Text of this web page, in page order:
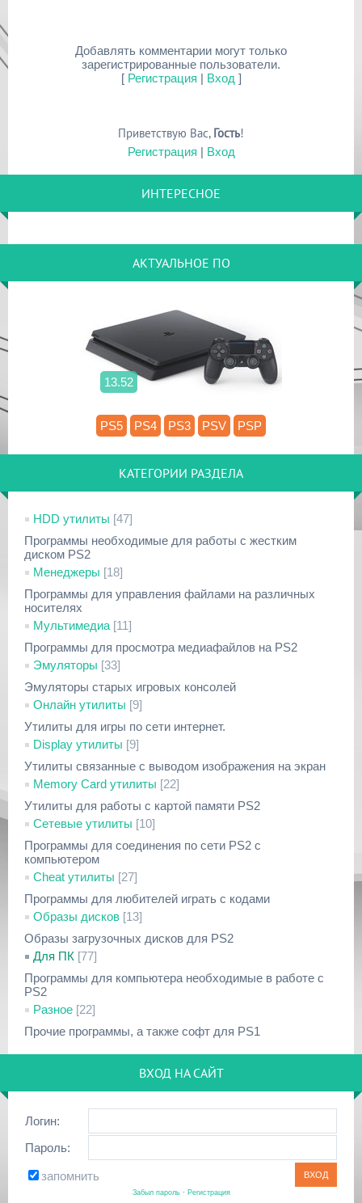
Добавлять комментарии могут только
зарегистрированные пользователи.
[ Регистрация | Вход ]
Приветствую Вас, Гость!
Регистрация | Вход
ИНТЕРЕСНОЕ
АКТУАЛЬНОЕ ПО
13.52
PS5 PS4 PS3 PSV PSP
КАТЕГОРИИ РАЗДЕЛА
HDD утилиты [47]
Программы необходимые для работы с жестким
диском PS2
Менеджеры [18]
Программы для управления файлами на различных
носителях
Мультимедиа [11]
Программы для просмотра медиафайлов на PS2
Эмуляторы [33]
Эмуляторы старых игровых консолей
Онлайн утилиты [9]
Утилиты для игры по сети интернет.
Display утилиты [9]
Утилиты связанные с выводом изображения на экран
Memory Card утилиты [22]
Утилиты для работы с картой памяти PS2
Сетевые утилиты [10]
Программы для соединения по сети PS2 с
компьютером
Cheat утилиты [27]
Программы для любителей играть с кодами
Образы дисков [13]
Образы загрузочных дисков для PS2
Для ПК [77]
Программы для компьютера необходимые в работе с
PS2
Разное [22]
Прочие программы, а также софт для PS1
ВХОД НА САЙТ
Логин:
Пароль:
запомнить
Забыл пароль· Регистрация